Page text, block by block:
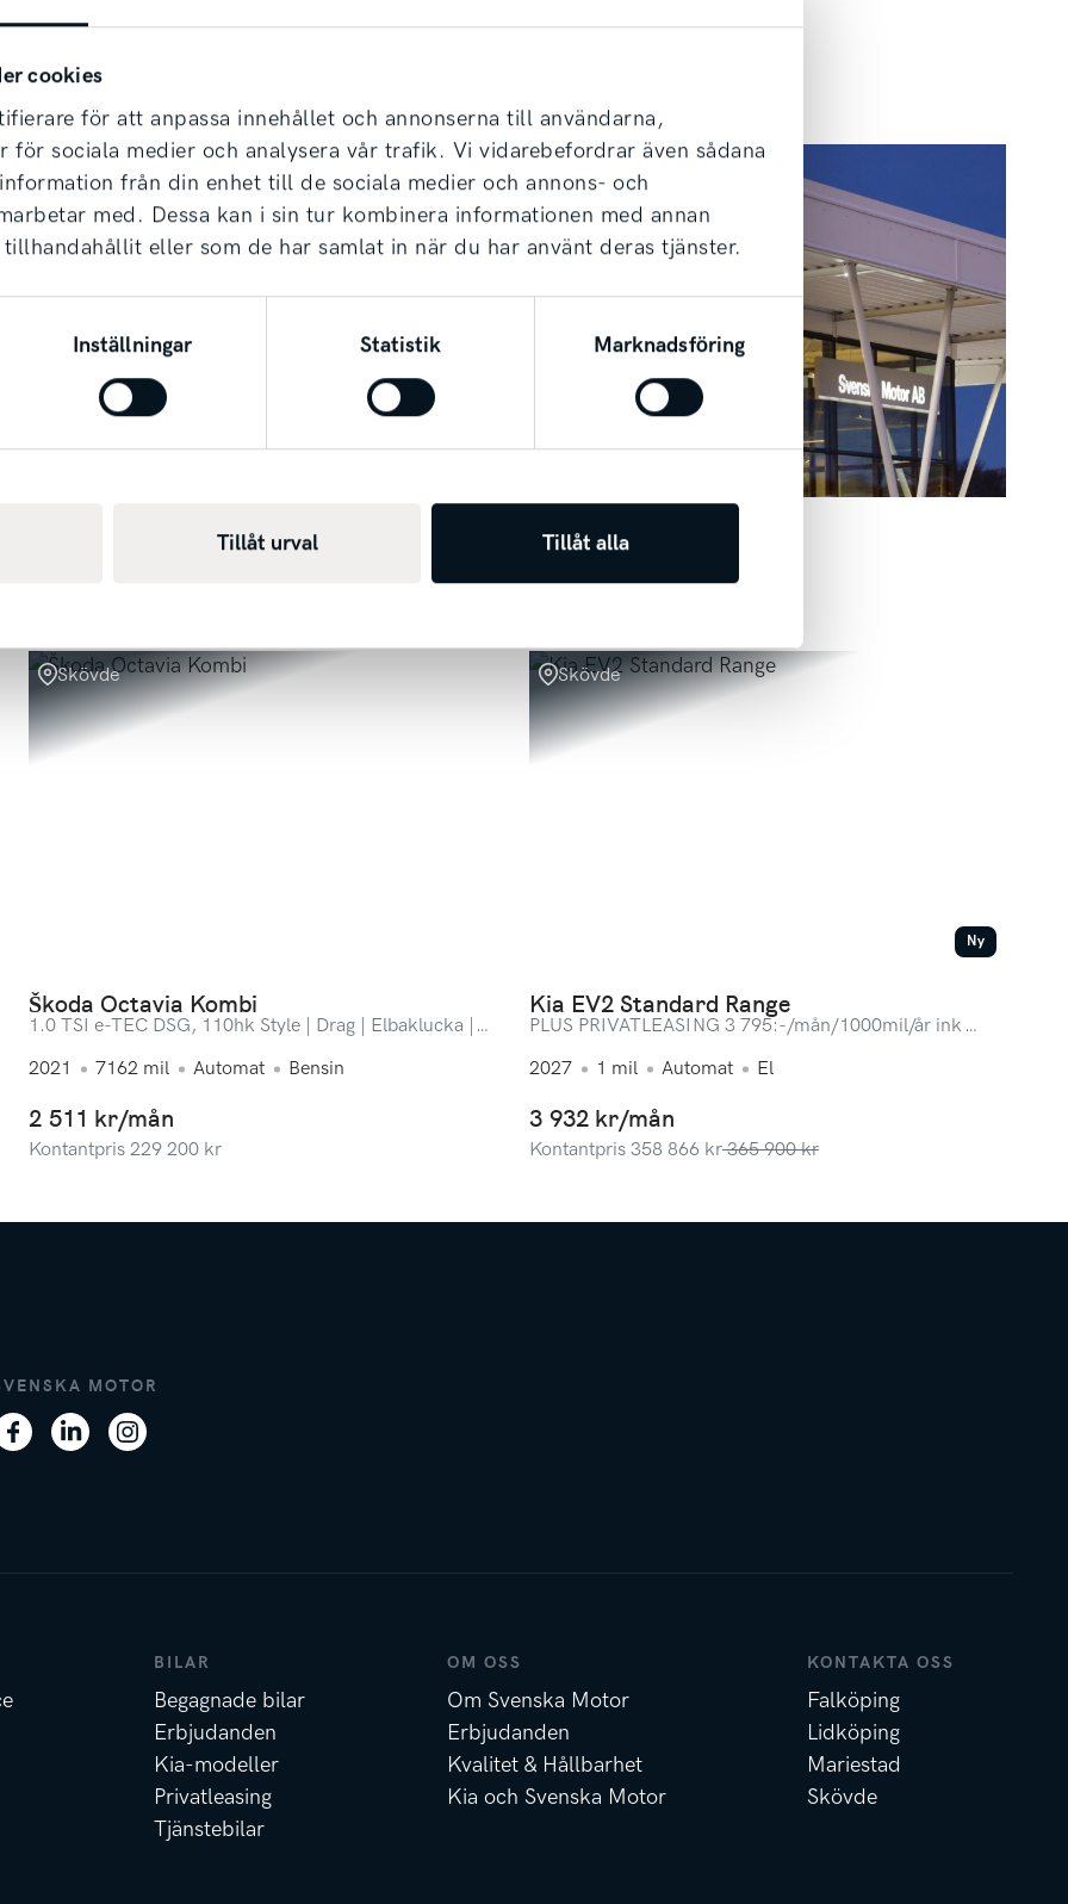
cookies
för att anpassa innehållet och annonserna till användarna,
sociala medier och analysera vår trafik. Vi vidarebefordrar även sådana
från din enhet till de sociala medier och annons- och
med. Dessa kan i sin tur kombinera informationen med annan
eller som de har samlat in när du har använt deras tjänster.
Inställningar Statistik Marknadsföring
Tillåt urval Tillåt alla
(tillval).
från fabrik. Något vi kan erbjuda eftersom våra bilar är utvecklade och testade
dig ett bekymmersfritt bilägande.
när ni köper en bil av oss. Vi tar din bil i inbyte oavsett märke & ålder, samt
till transport finns vid affär.
lördag 10-14. Ni når oss på lättast på växeln 0500-44 48 88 eller via vår mailadress
begagnade bilar på vår hemsida.
https://svenskamotor.se/bilar/nya-och-
in till oss på Svenska Motor Servicevägen 3 i Skövde för visning!
samt erbjuder
finns vid affär.
Skövde
Škoda Octavia Kombi
1.0 TSI e-TEC DSG, 110hk Style | Drag | Elbaklucka |
2021
7162 mil Automat Bensin
2 511 kr/mån
Kontantpris 229 200 kr
Skövde
Ny
Kia EV2 Standard Range
PLUS PRIVATLEASING 3 795:-/mån/1000mil/år ink
2027
1 mil Automat El
3 932 kr/mån
Kontantpris 358 866 kr 365 900kr
MOTOR
BILAR
Begagnade bilar
Erbjudanden
Kia-modeller
Privatleasing
Tjänstebilar
OM OSS
Om Svenska Motor
Erbjudanden
Kvalitet & Hållbarhet
Kia och Svenska Motor
KONTAKTA OSS
Falköping
Lidköping
Mariestad
Skövde